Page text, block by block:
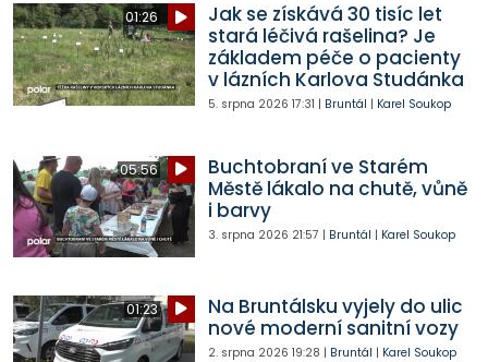
01:26
Jak se získává 30 tisíc let
stará léčivá rašelina? Je
základem péče o pacienty
v lázních Karlova Studánka
5. srpna 2026 17:31 | Bruntál | Karel Soukop
05:56
Buchtobraní ve Starém
Městě lákalo na chutě, vůně
i barvy
3. srpna 2026 21:57 | Bruntál | Karel Soukop
01:23
Na Bruntálsku vyjely do ulic
nové moderní sanitní vozy
2. srpna 2026 19:28 | Bruntál | Karel Soukop